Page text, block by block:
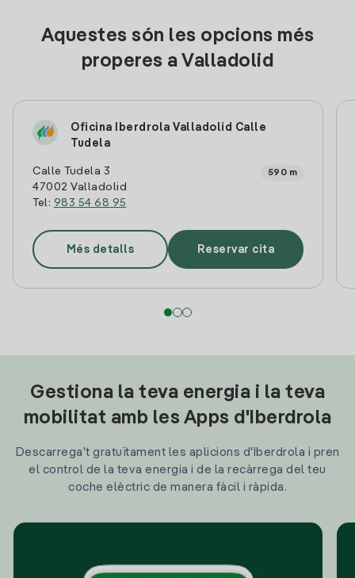
Aquestes són les opcions més
properes a Valladolid
Oficina Iberdrola Valladolid Calle
Tudela
Calle Tudela 3
47002 Valladolid
Tel: 983 54 68 95
590 m
Més detalls Reservar cita
Gestiona la teva energia i la teva
mobilitat amb les Apps d'Iberdrola
Descarrega't gratuïtament les aplicions d'Iberdrola i pren
el control de la teva energia i de la recàrrega del teu
coche elèctric de manera fàcil i ràpida.